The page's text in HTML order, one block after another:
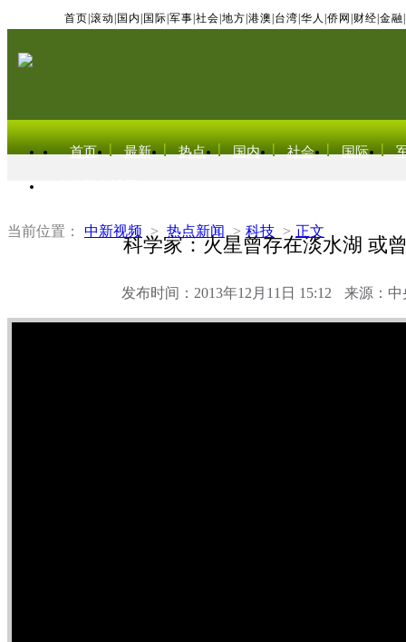
首页 滚动 国内 国际 军事 社会 地方 港澳 台湾 华人 侨网 财经 金融
首页 最新 热点 国内 社会 国际
当前位置： 中新视频 > 热点新闻 > 科技 > 正文
科学家：火星曾存在淡水湖 或
发布时间：2013年12月11日 15:12 来源：中